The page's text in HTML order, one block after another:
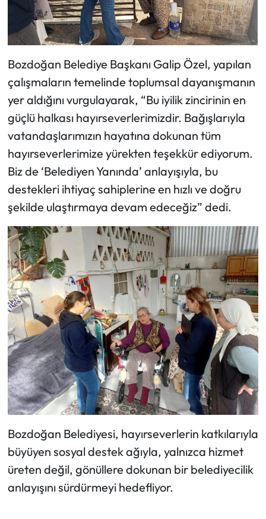
Bozdoğan Belediye Başkanı Galip Özel, yapılan
çalışmaların temelinde toplumsal dayanışmanın
yer aldığını vurgulayarak, “Bu iyilik zincirinin en
güçlü halkası hayırseverlerimizdir. Bağışlarıyla
vatandaşlarımızın hayatına dokunan tüm
hayırseverlerimize yürekten teşekkür ediyorum.
Biz de ‘Belediyen Yanında’ anlayışıyla, bu
destekleri ihtiyaç sahiplerine en hızlı ve doğru
şekilde ulaştırmaya devam edeceğiz” dedi.
Bozdoğan Belediyesi, hayırseverlerin katkılarıyla
büyüyen sosyal destek ağıyla, yalnızca hizmet
üreten değil, gönüllere dokunan bir belediyecilik
anlayışını sürdürmeyi hedefliyor.